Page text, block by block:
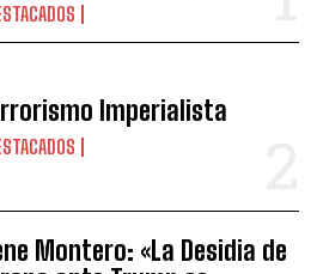
Imperialista
Montero: «La Desidia de